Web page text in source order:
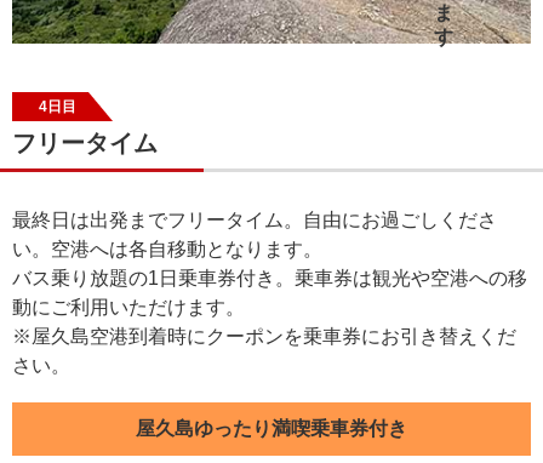
4日目
フリータイム
最終日は出発までフリータイム。自由にお過ごしくださ
い。空港へは各自移動となります。
バス乗り放題の1日乗車券付き。乗車券は観光や空港への移
動にご利用いただけます。
※屋久島空港到着時にクーポンを乗車券にお引き替えくだ
さい。
屋久島ゆったり満喫乗車券付き